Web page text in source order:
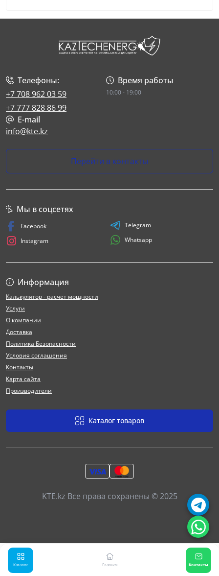
Каталог Главная Контакты
Телефоны:
+7 708 962 03 59
+7 777 828 86 99
Время работы
10:00 - 19:00
E-mail
info@kte.kz
Перейти в контакты
Информация
Калькулятор - расчет мощности
Услуги
О компании
Доставка
Политика Безопасности
Условия соглашения
Контакты
Карта сайта
Производители
Каталог товаров
Мы в соцсетях
Facebook
Instagram
Telegram
Whatsapp
KTE.kz Все права сохранены © 2025